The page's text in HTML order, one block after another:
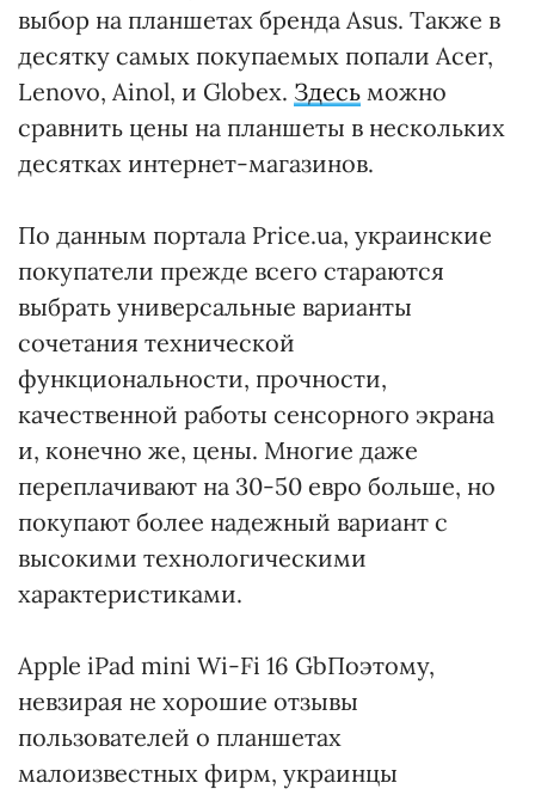
выбор на планшетах бренда Asus. Также в
десятку самых покупаемых попали Acer,
Lenovo, Ainol, и Globex. Здесь можно
сравнить цены на планшеты в нескольких
десятках интернет-магазинов.
По данным портала Price.ua, украинские
покупатели прежде всего стараются
выбрать универсальные варианты
сочетания технической
функциональности, прочности,
качественной работы сенсорного экрана
и, конечно же, цены. Многие даже
переплачивают на 30-50 евро больше, но
покупают более надежный вариант с
высокими технологическими
характеристиками.
Apple iPad mini Wi-Fi 16 GbПоэтому,
невзирая не хорошие отзывы
пользователей о планшетах
малоизвестных фирм, украинцы